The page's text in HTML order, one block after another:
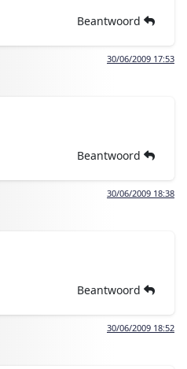
Beantwoord
30/06/2009 17:53
Beantwoord
30/06/2009 18:38
Beantwoord
30/06/2009 18:52